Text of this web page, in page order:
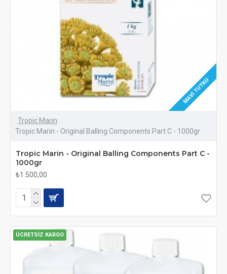
MAVI TUTKU
Tropic Marin
Tropic Marin - Original Balling Components Part C - 1000gr
Tropic Marin - Original Balling Components Part C -
1000gr
₺1.500,00
ÜCRETSIZ KARGO